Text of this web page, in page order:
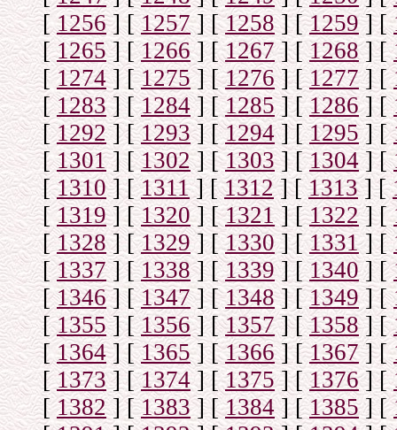
[1256] [1257] [1258] [1259] [
[1265] [1266] [1267] [1268] [
[1274] [1275] [1276 ] [1277] [
[1283] [1284] [1285] [1286] [
[1292] [1293] [1294] [1295] [
[1301] [1302] [1303] [1304] [
[1310] [1311] [1312] [1313] [
[1319] [1320] [1321] [1322] [
[1328] [1329] [1330] [1331] [
[1337] [1338] [1339] [1340] [
[1346] [1347] [1348] [1349] [
[1355] [1356] [1357] [1358] [
[ 1364] [1365] [1366] [1367] [
[1373] [1374] [1375] [1376] [
[1382] [1383] [1384] [1385] [